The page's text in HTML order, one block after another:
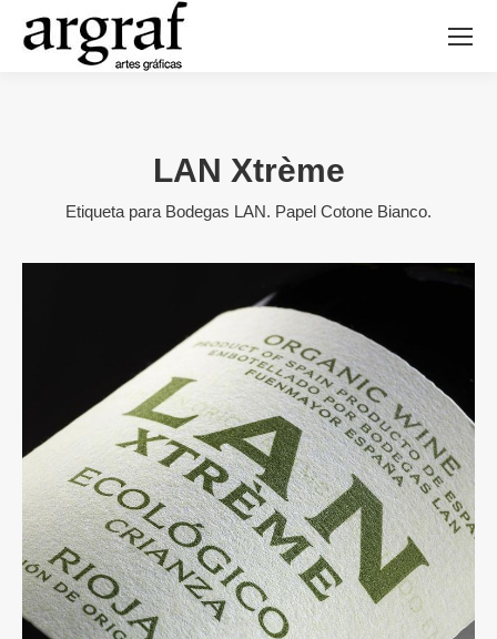
LAN Xtrème
Etiqueta para Bodegas LAN. Papel Cotone Bianco.